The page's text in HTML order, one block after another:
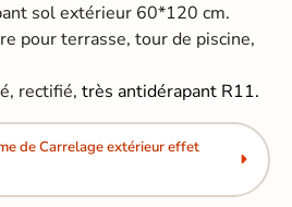
sol extérieur 60*120 cm.
pour terrasse, tour de piscine,
rectifié,très antidérapant R11.
de Carrelage extérieur effet